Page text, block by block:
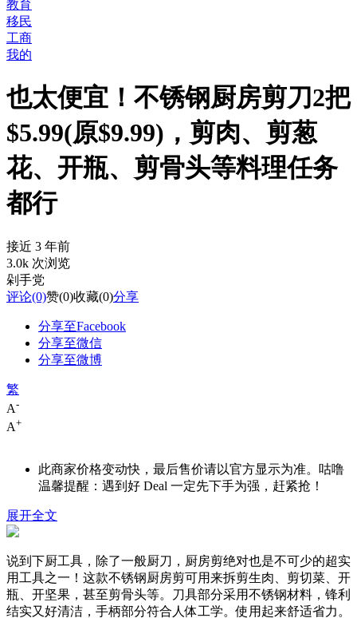
教育
移民
工商
我的
也太便宜！不锈钢厨房剪刀2把
$5.99(原$9.99)，剪肉、剪葱
花、开瓶、剪骨头等料理任务
都行
接近 3 年前
3.0k 次浏览
剁手党
评论(0)赞(0)收藏(0)分享
分享至Facebook
分享至微信
分享至微博
繁
A-
A+
此商家价格变动快，最后售价请以官方显示为准。咕噜
温馨提醒：遇到好 Deal 一定先下手为强，赶紧抢！
展开全文
说到下厨工具，除了一般厨刀，厨房剪绝对也是不可少的超实
用工具之一！这款不锈钢厨房剪可用来拆剪生肉、剪切菜、开
瓶、开坚果，甚至剪骨头等。刀具部分采用不锈钢材料，锋利
结实又好清洁，手柄部分符合人体工学。使用起来舒适省力。